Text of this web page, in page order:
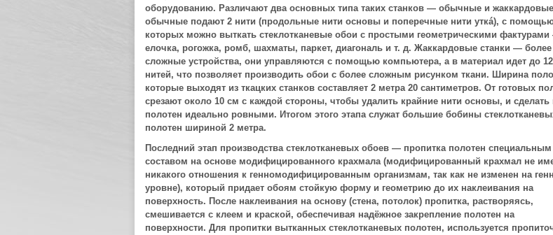
оборудованию. Различают два основных типа таких станков — обычные и
обычные подают 2 нити (продольные нити основы и поперечные нити уткá), с
которых можно выткать стеклотканевые обои с простыми геометрическими
елочка, рогожка, ромб, шахматы, паркет, диагональ и т. д. Жаккардовые станки — более
сложные устройства, они управляются с помощью компьютера, а в материал идет до 12
нитей, что позволяет производить обои с более сложным рисунком ткани. Ширина
которые выходят из ткацких станков составляет 2 метра 20 сантиметров. От готовых
срезают около 10 см с каждой стороны, чтобы удалить крайние нити основы, и сделать
полотен идеально ровными. Итогом этого этапа служат большие бобины
полотен шириной 2 метра.
Последний этап производства стеклотканевых обоев — пропитка полотен специальным
составом на основе модифицированного крахмала (модифицированный крахмал не
никакого отношения к генномодифицированным организмам, так как не изменен на
уровне), который придает обоям стойкую форму и геометрию до их наклеивания на
поверхность. После наклеивания на основу (стена, потолок) пропитка, растворяясь,
смешивается с клеем и краской, обеспечивая надёжное закрепление полотен на
поверхности. Для пропитки вытканных стеклотканевых полотен, используется